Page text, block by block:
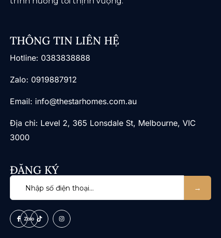
THÔNG TIN LIÊN HỆ
​Hotline: 0383838888
Zalo: 0919887912
Email: info@thestarhomes.com.au
Địa chỉ: Level 2, 365 Lonsdale St, Melbourne, VIC
3000
ĐĂNG KÝ